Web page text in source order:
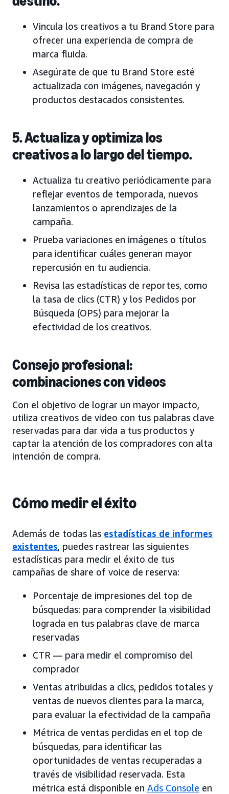
Vincula los creativos a tu Brand Store para
ofrecer una experiencia de compra de
marca fluida.
Asegúrate de que tu Brand Store esté
actualizada con imágenes, navegación y
productos destacados consistentes.
5. Actualiza y optimiza los
creativos a lo largo del tiempo.
Actualiza tu creativo periódicamente para
reflejar eventos de temporada, nuevos
lanzamientos o aprendizajes de la
campaña.
Prueba variaciones en imágenes o títulos
para identificar cuáles generan mayor
repercusión en tu audiencia.
Revisa las estadísticas de reportes, como
la tasa de clics (CTR) y los Pedidos por
Búsqueda (OPS) para mejorar la
efectividad de los creativos.
Consejo profesional:
combinaciones con videos
Con el objetivo de lograr un mayor impacto,
utiliza creativos de video con tus palabras clave
reservadas para dar vida a tus productos y
captar la atención de los compradores con alta
intención de compra.
Cómo medir el éxito
Además de todas las estadísticas de informes
existentes, puedes rastrear las siguientes
estadísticas para medir el éxito de tus
campañas de share of voice de reserva:
Porcentaje de impresiones del top de
búsquedas: para comprender la visibilidad
lograda en tus palabras clave de marca
reservadas
CTR — para medir el compromiso del
comprador
Ventas atribuidas a clics, pedidos totales y
ventas de nuevos clientes para la marca,
para evaluar la efectividad de la campaña
Métrica de ventas perdidas en el top de
búsquedas, para identificar las
oportunidades de ventas recuperadas a
través de visibilidad reservada. Esta
métrica está disponible en Ads Console en